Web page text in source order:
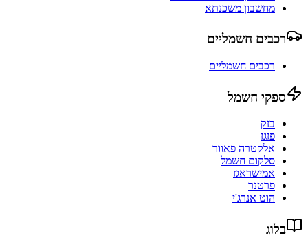
מחשבון משכנתא
רכבים חשמליים
רכבים חשמליים
ספקי חשמל
בזק
פזגז
אלקטרה פאוור
סלקום חשמל
אמישראגז
פרטנר
הוט אנרג'י
בלוג